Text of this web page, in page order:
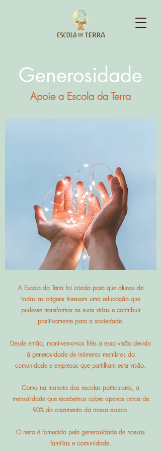
Generosidade
Apoie a Escola da Terra
A Escola da Terra foi criada para que alunos de
todas as origens tivessem uma educação que
pudesse transformar as suas vidas e contribuir
positivamente para a sociedade.
Desde então, mantivemo-nos fiéis a essa visão devido
à generosidade de inúmeros membros da
comunidade e empresas que partilham esta visão.
Como na maioria das escolas particulares, a
mensalidade que recebemos cobre apenas cerca de
90% do orçamento da nossa escola.
O resto é fornecido pela generosidade de nossas
famílias e comunidade.